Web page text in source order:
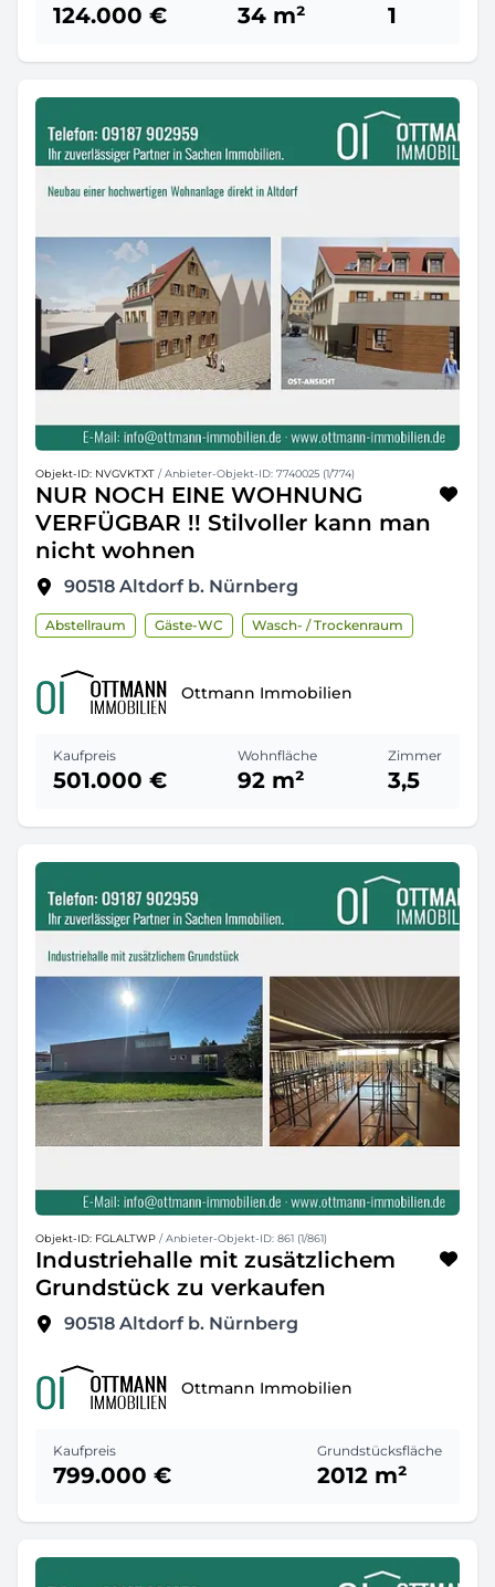
124.000 € 34 m² 1
Objekt-ID: NVGVKTXT / Anbieter-Objekt-ID: 7740025 (1/774)
NUR NOCH EINE WOHNUNG
VERFÜGBAR !! Stilvoller kann man
nicht wohnen
90518 Altdorf b. Nürnberg
Abstellraum Gäste-WC Wasch- / Trockenraum
Ottmann Immobilien
Kaufpreis
501.000 €
Wohnfläche
92 m²
Zimmer
3,5
Objekt-ID: FGLALTWP / Anbieter-Objekt-ID: 861 (1/861)
Industriehalle mit zusätzlichem
Grundstück zu verkaufen
90518 Altdorf b. Nürnberg
Ottmann Immobilien
Kaufpreis
799.000 €
Grundstücksfläche
2012 m²